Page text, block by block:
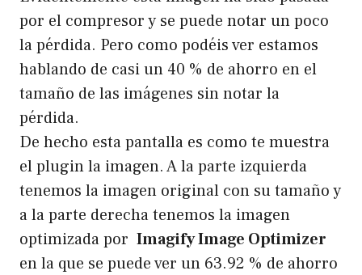
por el compresor y se puede notar un poco
la pérdida. Pero como podéis ver estamos
hablando de casi un 40 % de ahorro en el
tamaño de las imágenes sin notar la
pérdida.
De hecho esta pantalla es como te muestra
el plugin la imagen. A la parte izquierda
tenemos la imagen original con su tamaño y
a la parte derecha tenemos la imagen
optimizada por Imagify Image Optimizer
en la que se puede ver un 63.92 % de ahorro